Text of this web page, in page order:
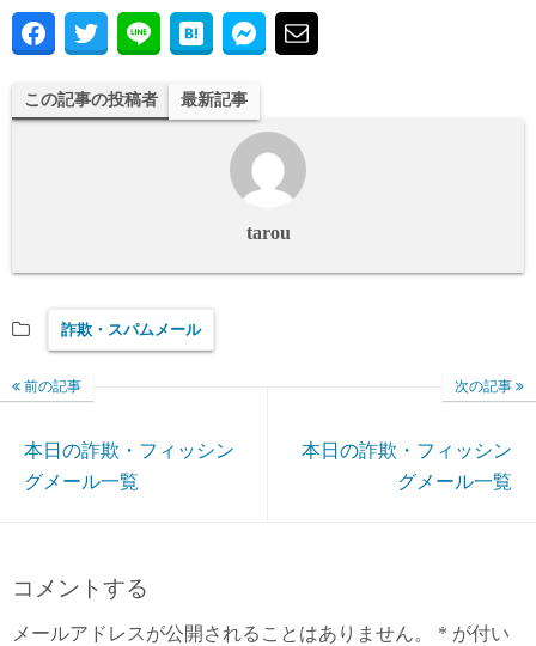
この記事の投稿者 最新記事
tarou
詐欺・スパムメール
前の記事
本日の詐欺・フィッシン
グメール一覧
次の記事
本日の詐欺・フィッシン
グメール一覧
コメントする
メールアドレスが公開されることはありません。 * が付い